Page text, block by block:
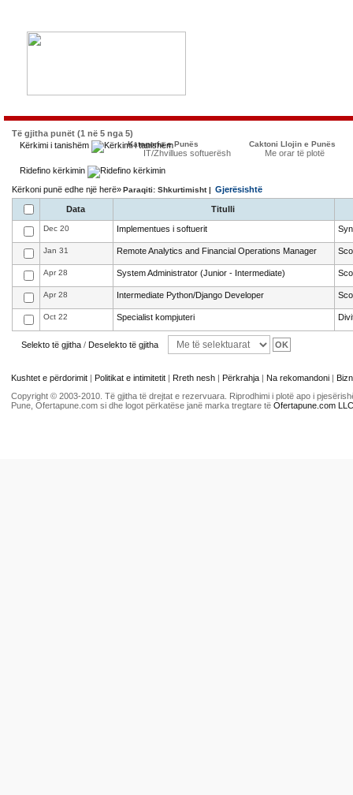
Të gjitha punët (1 në 5 nga 5)
Kërkimi i tanishëm
Kategoria e Punës
IT/Zhvillues softuerësh
Caktoni Llojin e Punës
Me orar të plotë
Ridefino kërkimin
Kërkoni punë edhe një herë»Paraqiti: Shkurtimisht | Gjerësishtë
Data Titulli
Dec 20 Implementues i softuerit
Jan 31 Remote Analytics and Financial Operations Manager
Apr 28 System Administrator (Junior - Intermediate)
Apr 28 Intermediate Python/Django Developer
Oct 22 Specialist kompjuteri
Selekto të gjitha / Deselekto të gjitha
Kushtet e përdorimit | Politikat e intimitetit | Rreth nesh | Përkrahja | Na rekomandoni |
Copyright © 2003-2010. Të gjitha të drejtat e rezervuara. Riprodhimi i plotë apo i
Pune, Ofertapune.com si dhe logot përkatëse janë marka tregtare të Ofertapune.com LLC